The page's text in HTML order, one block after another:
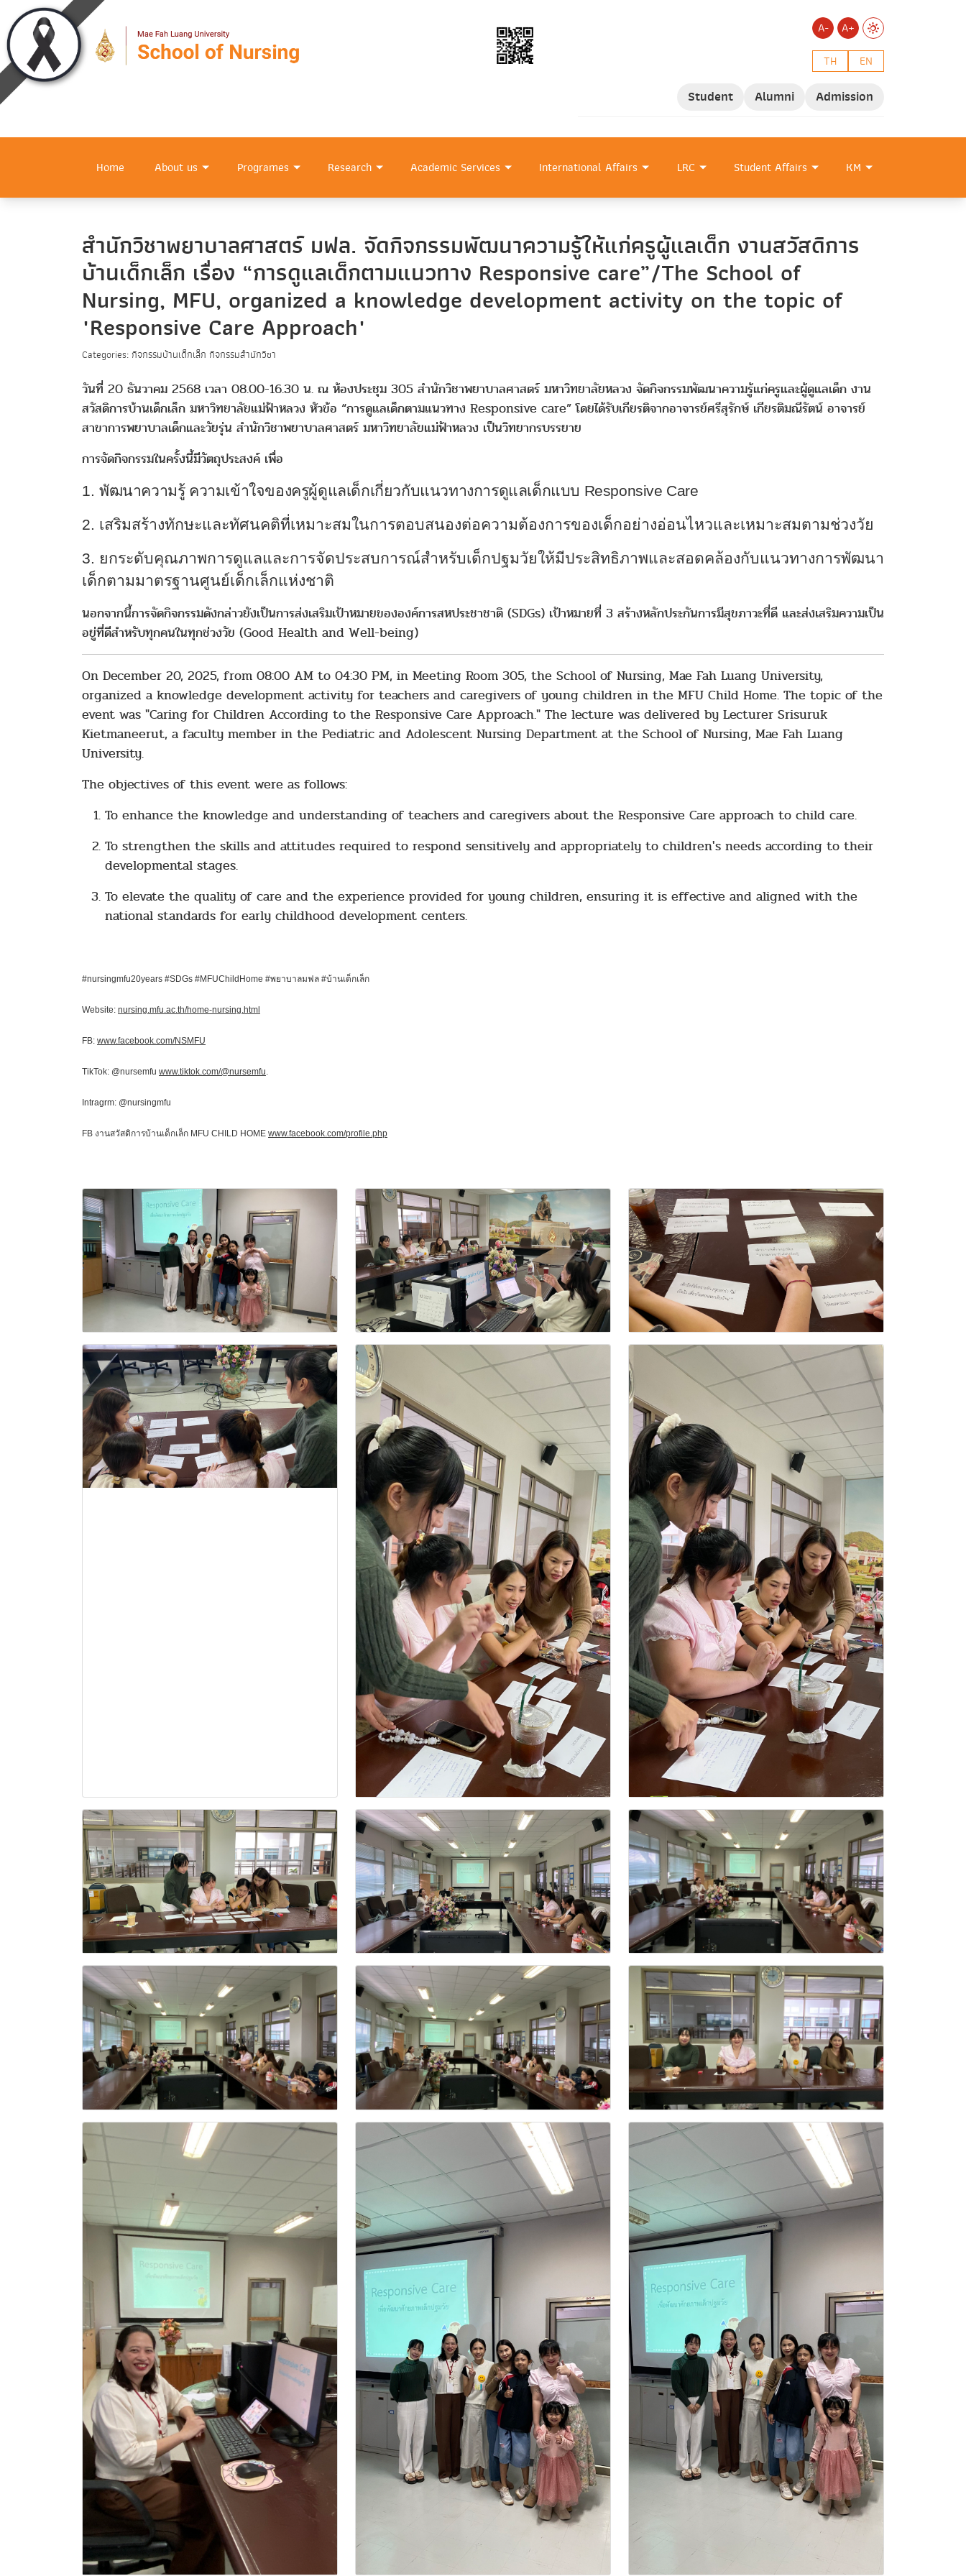
A-
A+
TH
EN
Student Alumni Admission
Home About us Programes Research Academic Services International Affairs LRC Student Affairs KM
สำนักวิชาพยาบาลศาสตร์ มฟล. จัดกิจกรรมพัฒนาความรู้ให้แก่ครูผู้แลเด็ก งานสวัสดิการ
บ้านเด็กเล็ก เรื่อง “การดูแลเด็กตามแนวทาง Responsive care”/The School of
Nursing, MFU, organized a knowledge development activity on the topic of
"Responsive Care Approach"
Categories: กิจกรรมบ้านเด็กเล็ก กิจกรรมสำนักวิชา
วันที่ 20 ธันวาคม 2568 เวลา 08.00-16.30 น. ณ ห้องประชุม 305 สำนักวิชาพยาบาลศาสตร์ มหาวิทยาลัยหลวง จัดกิจกรรมพัฒนาความรู้แก่ครูและผู้ดูแลเด็ก งาน
สวัสดิการบ้านเด็กเล็ก มหาวิทยาลัยแม่ฟ้าหลวง หัวข้อ “การดูแลเด็กตามแนวทาง Responsive care” โดยได้รับเกียรติจากอาจารย์ศรีสุรักษ์ เกียรติมณีรัตน์ อาจารย์
สาขาการพยาบาลเด็กและวัยรุ่น สำนักวิชาพยาบาลศาสตร์ มหาวิทยาลัยแม่ฟ้าหลวง เป็นวิทยากรบรรยาย
การจัดกิจกรรมในครั้งนี้มีวัตถุประสงค์ เพื่อ
1. พัฒนาความรู้ ความเข้าใจของครูผู้ดูแลเด็กเกี่ยวกับแนวทางการดูแลเด็กแบบ Responsive Care
2. เสริมสร้างทักษะและทัศนคติที่เหมาะสมในการตอบสนองต่อความต้องการของเด็กอย่างอ่อนไหวและเหมาะสมตามช่วงวัย
3. ยกระดับคุณภาพการดูแลและการจัดประสบการณ์สำหรับเด็กปฐมวัยให้มีประสิทธิภาพและสอดคล้องกับแนวทางการพัฒนา
เด็กตามมาตรฐานศูนย์เด็กเล็กแห่งชาติ
นอกจากนี้การจัดกิจกรรมดังกล่าวยังเป็นการส่งเสริมเป้าหมายขององค์การสหประชาชาติ (SDGs) เป้าหมายที่ 3 สร้างหลักประกันการมีสุขภาวะที่ดี และส่งเสริมความเป็น
อยู่ที่ดีสำหรับทุกคนในทุกช่วงวัย (Good Health and Well-being)
On December 20, 2025, from 08:00 AM to 04:30 PM, in Meeting Room 305, the School of Nursing, Mae Fah Luang University,
organized a knowledge development activity for teachers and caregivers of young children in the MFU Child Home. The topic of the
event was "Caring for Children According to the Responsive Care Approach." The lecture was delivered by Lecturer Srisuruk
Kietmaneerut, a faculty member in the Pediatric and Adolescent Nursing Department at the School of Nursing, Mae Fah Luang
University.
The objectives of this event were as follows:
To enhance the knowledge and understanding of teachers and caregivers about the Responsive Care approach to child care.
To strengthen the skills and attitudes required to respond sensitively and appropriately to children's needs according to their
developmental stages.
To elevate the quality of care and the experience provided for young children, ensuring it is effective and aligned with the
national standards for early childhood development centers.
#nursingmfu20years #SDGs #MFUChildHome #พยาบาลมฟล #บ้านเด็กเล็ก
Website: nursing.mfu.ac.th/home-nursing.html
FB: www.facebook.com/NSMFU
TikTok: @nursemfu www.tiktok.com/@nursemfu.
Intragrm: @nursingmfu
FB งานสวัสดิการบ้านเด็กเล็ก MFU CHILD HOME www.facebook.com/profile.php